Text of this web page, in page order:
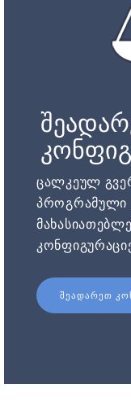
ცალკეულ
პროგრამული
ᲨᲔᲐᲓᲐᲠᲔᲗ